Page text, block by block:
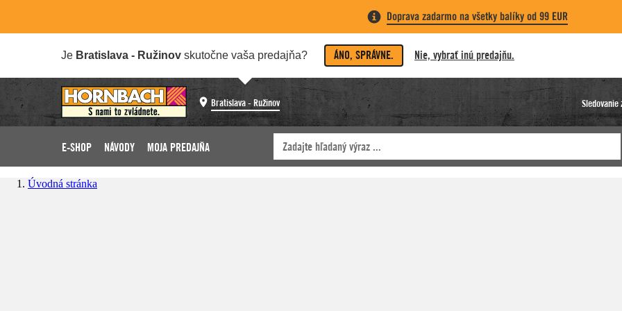
Doprava zadarmo na všetky balíky od 99 EUR
Je Bratislava - Ružinov skutočne vaša predajňa? ÁNO, SPRÁVNE. Nie, vybrať inú predajňu.
Bratislava - Ružinov Sledovanie
E-SHOP NÁVODY MOJA PREDAJŇA
Úvodná stránka